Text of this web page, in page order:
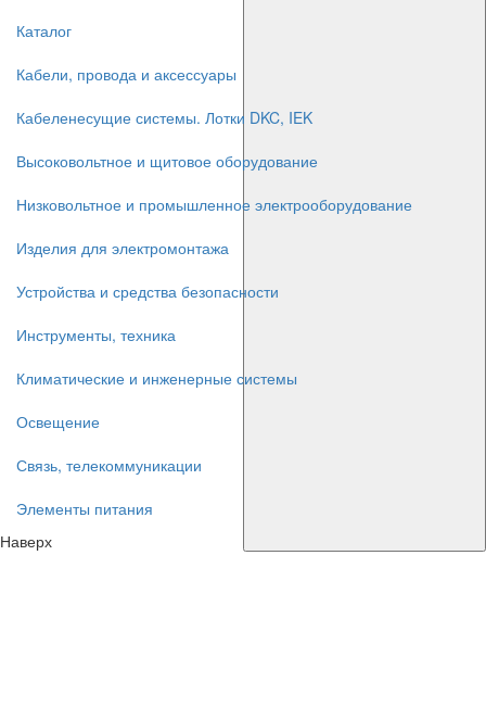
Каталог
Кабели, провода и аксессуары
Кабеленесущие системы. Лотки DKC, IEK
Высоковольтное и щитовое оборудование
Низковольтное и промышленное электрооборудование
Изделия для электромонтажа
Устройства и средства безопасности
Инструменты, техника
Климатические и инженерные системы
Освещение
Связь, телекоммуникации
Элементы питания
Наверх